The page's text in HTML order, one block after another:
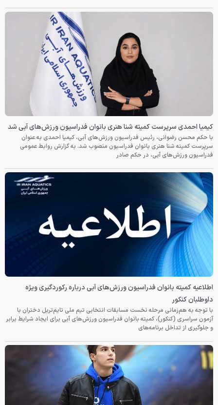
کیمیا احمدی سرپرست کمیته شنا هنری بانوان فدراسیون ورزش‌های آبی شد
با حکم محسن رضوانی، رئیس فدراسیون ورزش‌های آبی، کیمیا احمدی به عنوان
سرپرست کمیته شنا هنری بانوان فدراسیون منصوب شد. به گزارش روابط عمومی
فدراسیون ورزش‌های آبی، در حکم صادر
اطلاعیه کمیته بانوان فدراسیون ورزش‌های آبی درباره رکوردگیری ویژه
داوطلبان کنکور
با توجه به هم‌زمانی مرحله نخست مسابقات انتخابی تیم ملی تایم‌تریل دختران با
آزمون سراسری (کنکور)، کمیته بانوان فدراسیون ورزش‌های آبی برای ایجاد شرایط برابر
و جلوگیری از تداخل برنامه‌های